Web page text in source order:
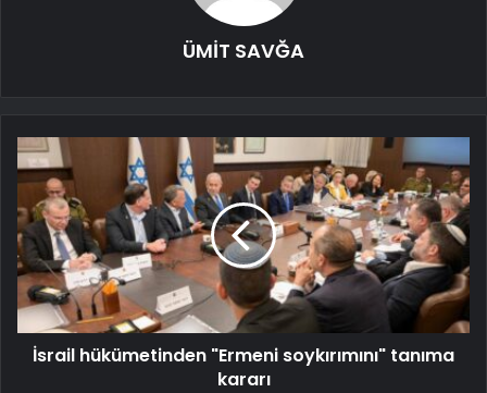
ÜMİT SAVĞA
İsrail hükümetinden "Ermeni soykırımını" tanıma
kararı